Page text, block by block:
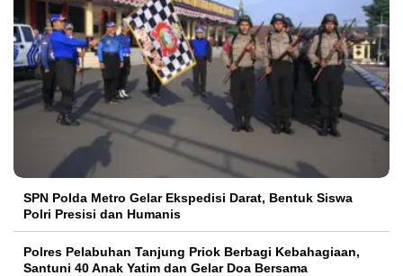
SPN Polda Metro Gelar Ekspedisi Darat, Bentuk Siswa
Polri Presisi dan Humanis
Polres Pelabuhan Tanjung Priok Berbagi Kebahagiaan,
Santuni 40 Anak Yatim dan Gelar Doa Bersama